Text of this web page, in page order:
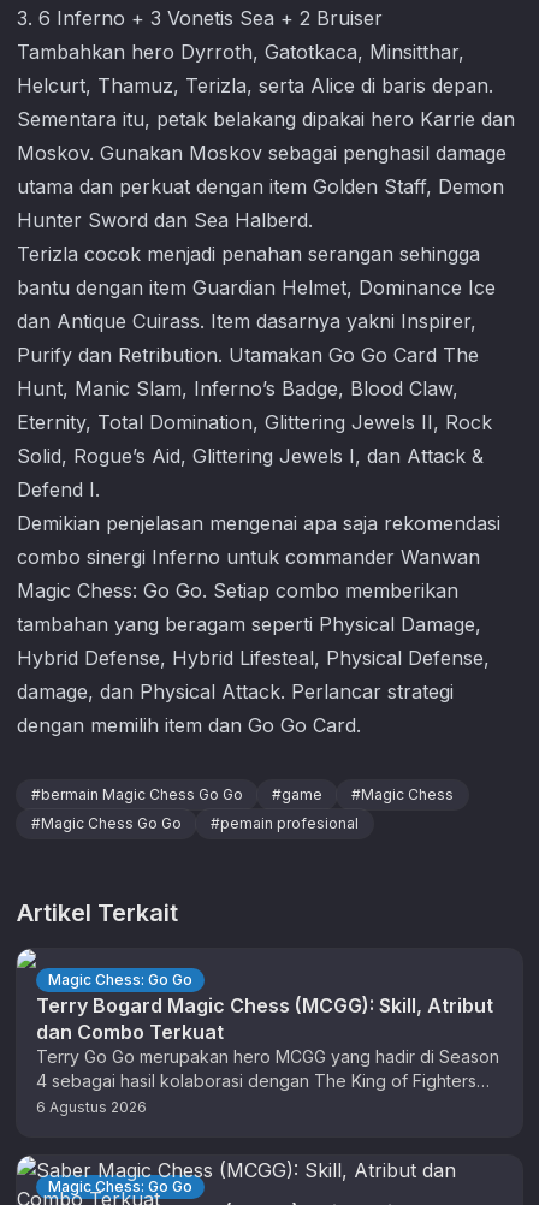
3. 6 Inferno + 3 Vonetis Sea + 2 Bruiser
Tambahkan hero Dyrroth, Gatotkaca, Minsitthar,
Helcurt, Thamuz, Terizla, serta Alice di baris depan.
Sementara itu, petak belakang dipakai hero Karrie dan
Moskov. Gunakan Moskov sebagai penghasil damage
utama dan perkuat dengan item Golden Staff, Demon
Hunter Sword dan Sea Halberd.
Terizla cocok menjadi penahan serangan sehingga
bantu dengan item Guardian Helmet, Dominance Ice
dan Antique Cuirass. Item dasarnya yakni Inspirer,
Purify dan Retribution. Utamakan Go Go Card The
Hunt, Manic Slam, Inferno’s Badge, Blood Claw,
Eternity, Total Domination, Glittering Jewels II, Rock
Solid, Rogue’s Aid, Glittering Jewels I, dan Attack &
Defend I.
Demikian penjelasan mengenai apa saja rekomendasi
combo sinergi Inferno untuk commander Wanwan
Magic Chess: Go Go. Setiap combo memberikan
tambahan yang beragam seperti Physical Damage,
Hybrid Defense, Hybrid Lifesteal, Physical Defense,
damage, dan Physical Attack. Perlancar strategi
dengan memilih item dan Go Go Card.
#bermain Magic Chess Go Go #game #Magic Chess
#Magic Chess Go Go #pemain profesional
Artikel Terkait
Magic Chess: Go Go
Terry Bogard Magic Chess (MCGG): Skill, Atribut
dan Combo Terkuat
Terry Go Go merupakan hero MCGG yang hadir di Season
4 sebagai hasil kolaborasi dengan The King of Fighters
(KOF). …
6 Agustus 2026
Magic Chess: Go Go